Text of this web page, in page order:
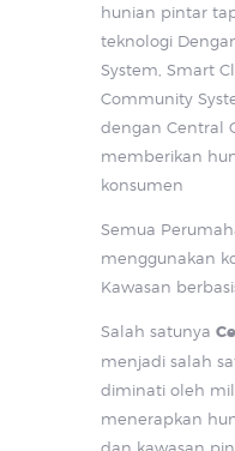
hunian pintar
teknologi
System, Smart
Community
dengan Central
memberikan
konsumen
Semua
menggunakan
Kawasan
Salah satunya
menjadi salah
diminati oleh
menerapkan